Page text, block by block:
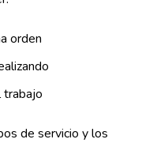
orden
trabajo
de servicio y los